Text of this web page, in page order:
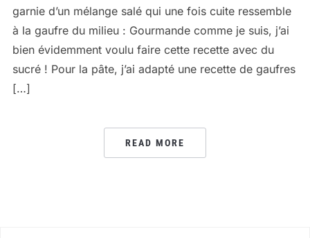
garnie d’un mélange salé qui une fois cuite ressemble
à la gaufre du milieu : Gourmande comme je suis, j’ai
bien évidemment voulu faire cette recette avec du
sucré ! Pour la pâte, j’ai adapté une recette de gaufres
[…]
READ MORE